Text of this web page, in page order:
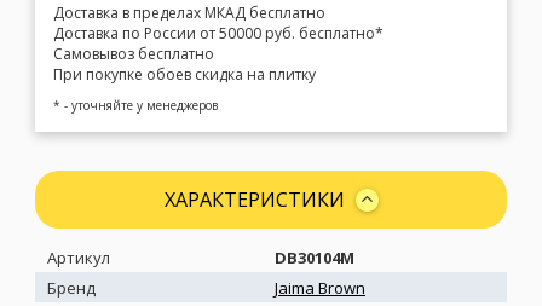
Доставка в пределах МКАД бесплатно
Доставка по России от 50000 руб. бесплатно*
Самовывоз бесплатно
При покупке обоев скидка на плитку
* - уточняйте у менеджеров
ХАРАКТЕРИСТИКИ
Артикул
DB30104M
Бренд
Jaima Brown